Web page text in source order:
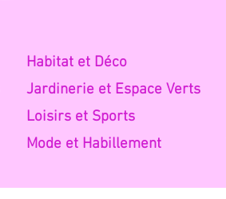
Habitat et Déco
Jardinerie et Espace Verts
Loisirs et Sports
Mode et Habillement